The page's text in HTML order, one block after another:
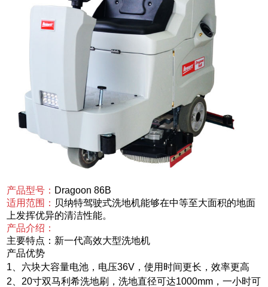
产品型号： Dragoon 86B
适用范围： 贝纳特驾驶式洗地机能够在中等至大面积的地面
上发挥优异的清洁性能。
产品介绍：
主要特点：新一代高效大型洗地机
产品优势
1、六块大容量电池，电压36V，使用时间更长，效率更高
2、20寸双马利希洗地刷，洗地直径可达1000mm，一小时可